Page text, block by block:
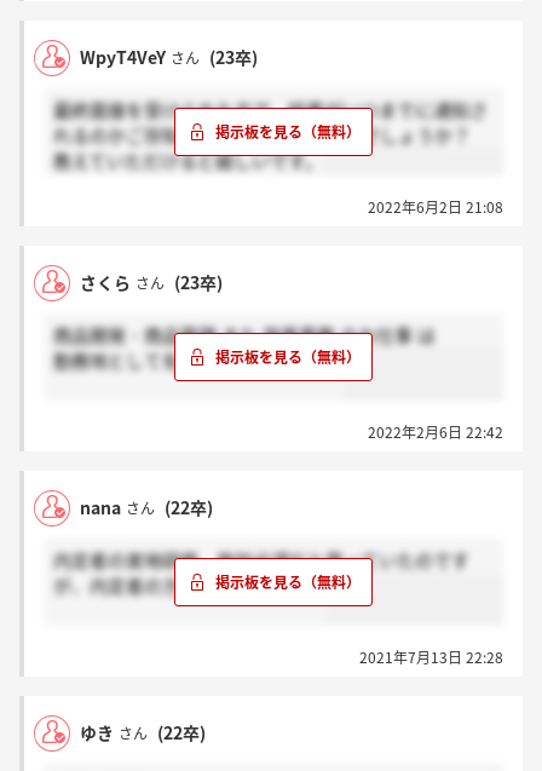
WpyT4VeY さん (23卒)
最終面接を受けられた方で、結果がいつまでに通知さ
れるのかご存知の方いらっしゃいますでしょうか？
教えていただけると嬉しいです。
2022年6月2日 21:08
さくら さん (23卒)
商品開発・商品管理 また 営業事務 のお仕事 は
勤務地として名古屋はありますか？
2022年2月6日 22:42
nana さん (22卒)
内定者の実地研修、参加必須だと思っていたのです
が、内定者の方参加されますか？
2021年7月13日 22:28
ゆき さん (22卒)